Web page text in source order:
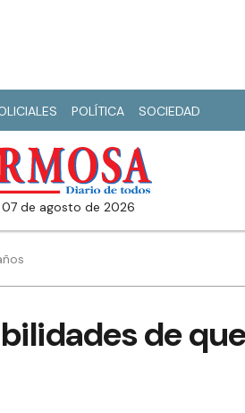
POLÍTICA SOCIEDAD
07 de agosto de 2026
de